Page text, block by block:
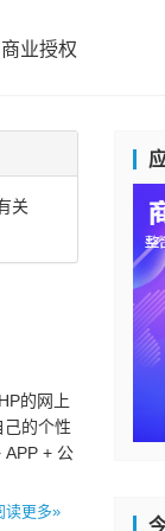
商业授权
关
的网上
的个性
+ 公
读更多»